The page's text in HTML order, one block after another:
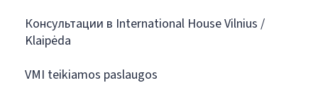
Консультации в International House Vilnius /
Klaipėda
VMI teikiamos paslaugos